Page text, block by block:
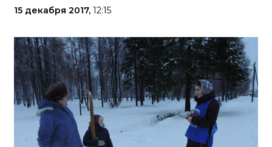
15 декабря 2017, 12:15